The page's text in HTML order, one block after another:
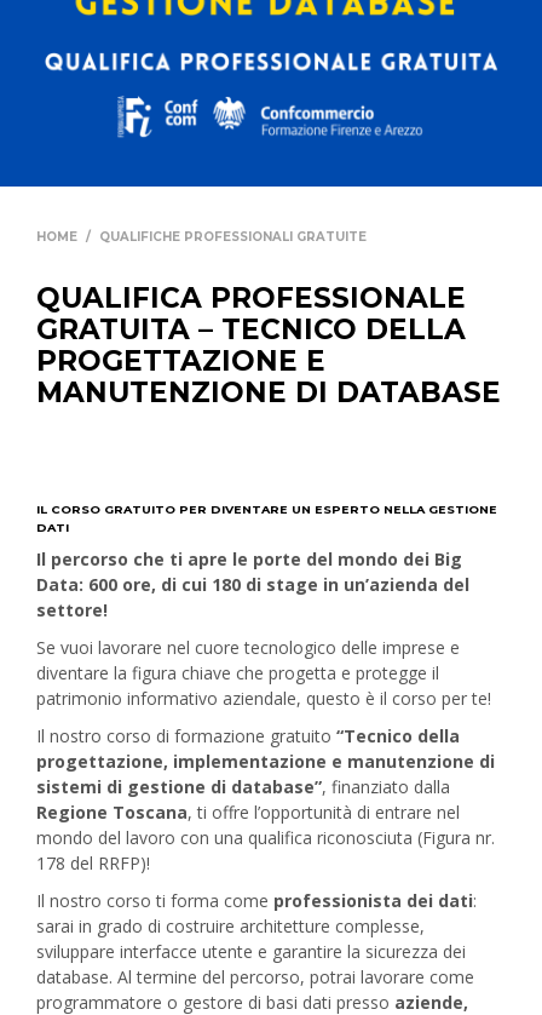
HOME / QUALIFICHE PROFESSIONALI GRATUITE
QUALIFICA PROFESSIONALE
GRATUITA – TECNICO DELLA
PROGETTAZIONE E
MANUTENZIONE DI DATABASE
IL CORSO GRATUITO PER DIVENTARE UN ESPERTO NELLA GESTIONE
DATI
Il percorso che ti apre le porte del mondo dei Big
Data: 600 ore, di cui 180 di stage in un’azienda del
settore!
Se vuoi lavorare nel cuore tecnologico delle imprese e
diventare la figura chiave che progetta e protegge il
patrimonio informativo aziendale, questo è il corso per te!
Il nostro corso di formazione gratuito “Tecnico della
progettazione, implementazione e manutenzione di
sistemi di gestione di database”, finanziato dalla
Regione Toscana, ti offre l’opportunità di entrare nel
mondo del lavoro con una qualifica riconosciuta (Figura nr.
178 del RRFP)!
Il nostro corso ti forma come professionista dei dati:
sarai in grado di costruire architetture complesse,
sviluppare interfacce utente e garantire la sicurezza dei
database. Al termine del percorso, potrai lavorare come
programmatore o gestore di basi dati presso aziende,